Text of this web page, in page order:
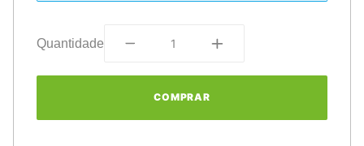
Quantidade
COMPRAR